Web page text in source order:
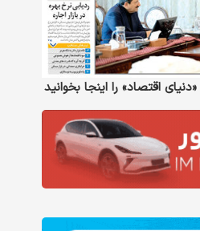
اقتصاد» را اینجا بخوانید